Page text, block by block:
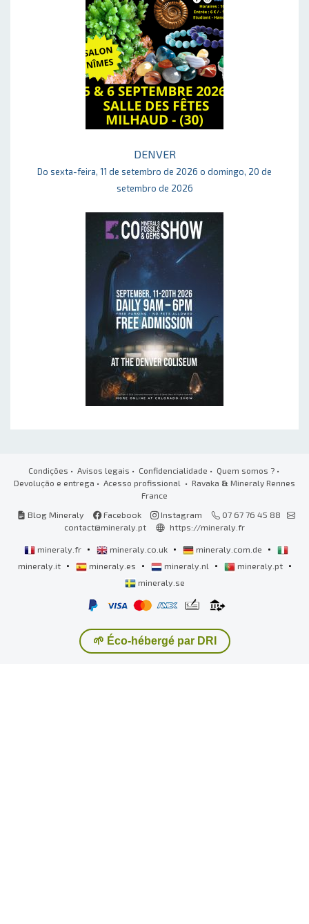
DENVER
Do sexta-feira, 11 de setembro de 2026 o domingo, 20 de
setembro de 2026
Condições • Avisos legais • Confidencialidade • Quem somos ?•
Devolução e entrega • Acesso profissional • Ravaka & Mineraly Rennes
France
Blog Mineraly
Facebook Instagram
07 67 76 45 88
contact@mineraly.pt
https://mineraly.fr
mineraly.fr • mineraly.co.uk • mineraly.com.de •
mineraly.it • mineraly.es • mineraly.nl • mineraly.pt •
mineraly.se
🌱 Éco-hébergé par DRI